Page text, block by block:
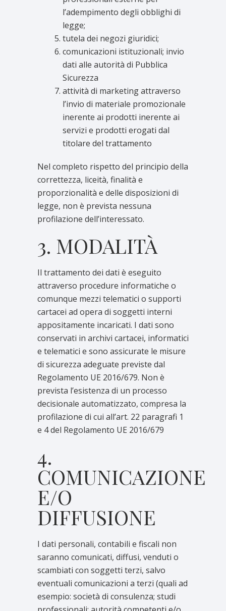
l’adempimento degli obblighi di
legge;
tutela dei negozi giuridici;
comunicazioni istituzionali; invio
dati alle autorità di Pubblica
Sicurezza
attività di marketing attraverso
l’invio di materiale promozionale
inerente ai prodotti inerente ai
servizi e prodotti erogati dal
titolare del trattamento
Nel completo rispetto del principio della
correttezza, liceità, finalità e
proporzionalità e delle disposizioni di
legge, non è prevista nessuna
profilazione dell’interessato.
3. MODALITÀ
Il trattamento dei dati è eseguito
attraverso procedure informatiche o
comunque mezzi telematici o supporti
cartacei ad opera di soggetti interni
appositamente incaricati. I dati sono
conservati in archivi cartacei, informatici
e telematici e sono assicurate le misure
di sicurezza adeguate previste dal
Regolamento UE 2016/679. Non è
prevista l’esistenza di un processo
decisionale automatizzato, compresa la
profilazione di cui all’art. 22 paragrafi 1
e 4 del Regolamento UE 2016/679
4.
COMUNICAZIONE
E/O
DIFFUSIONE
I dati personali, contabili e fiscali non
saranno comunicati, diffusi, venduti o
scambiati con soggetti terzi, salvo
eventuali comunicazioni a terzi (quali ad
esempio: società di consulenza; studi